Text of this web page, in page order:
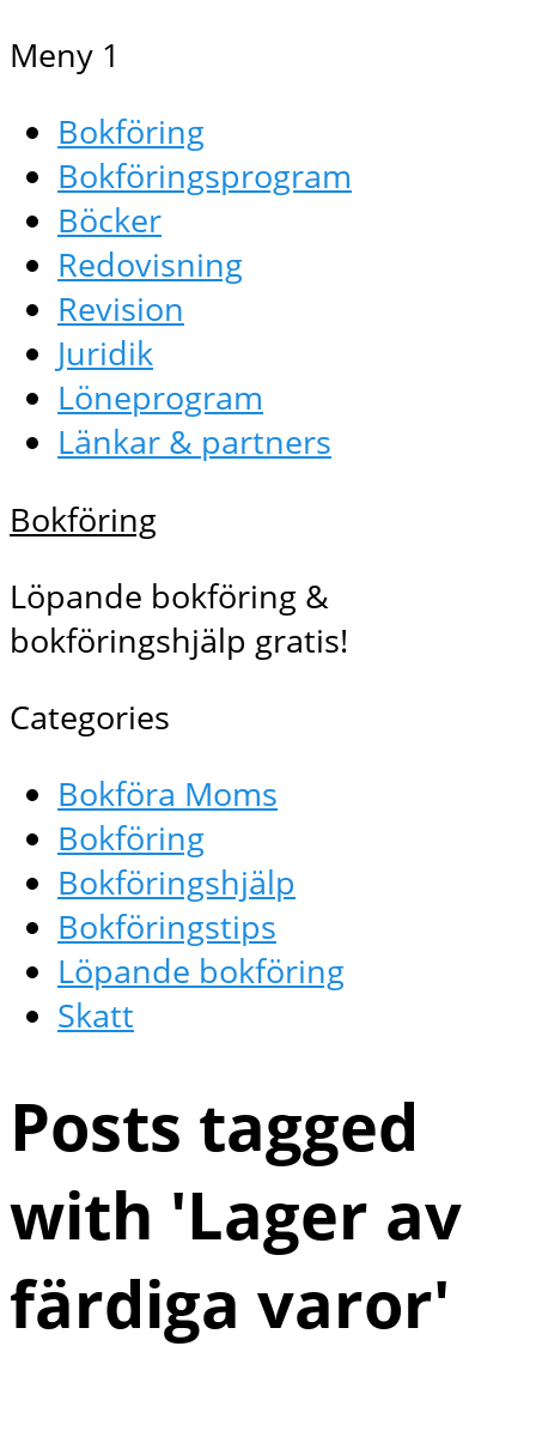
Meny 1
Bokföring
Bokföringsprogram
Böcker
Redovisning
Revision
Juridik
Löneprogram
Länkar & partners
Bokföring
Löpande bokföring &
bokföringshjälp gratis!
Categories
Bokföra Moms
Bokföring
Bokföringshjälp
Bokföringstips
Löpande bokföring
Skatt
Posts tagged
with 'Lager av
färdiga varor'